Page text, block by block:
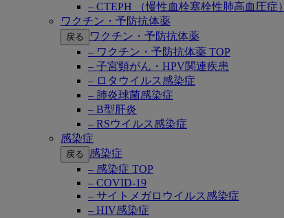
– CTEPH （慢性血栓塞栓性肺高血圧症）
ワクチン・予防抗体薬
戻る
ワクチン・予防抗体薬
– ワクチン・予防抗体薬 TOP
– 子宮頸がん・HPV関連疾患
– ロタウイルス感染症
– 肺炎球菌感染症
– B型肝炎
– RSウイルス感染症
感染症
戻る
感染症
– 感染症 TOP
– COVID-19
– サイトメガロウイルス感染症
– HIV感染症